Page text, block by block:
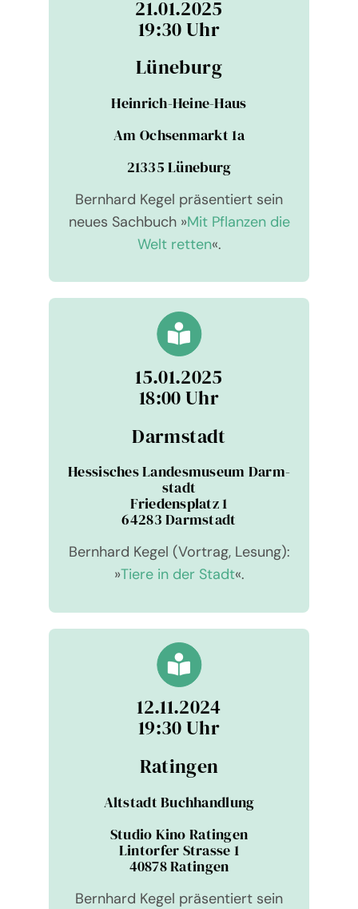
21.01.2025
19:30 Uhr
Lüne­burg
Hein­rich-Heine-Haus
Am Och­sen­markt 1a
21335 Lüne­burg
Bernhard Kegel prä­sen­tiert sein
neues Sach­buch »Mit Pflan­zen die
Welt retten«.
15.01.2025
18:00 Uhr
Darm­stadt
Hes­si­sches Lan­des­mu­seum Darm­
stadt
Frie­dens­platz 1
64283 Darm­stadt
Bernhard Kegel (Vor­trag, Lesung):
»Tiere in der Stadt«.
12.11.2024
19:30 Uhr
Ratin­gen
Alt­stadt Buch­hand­lung
Stu­dio Kino Ratin­gen
Lin­tor­fer Strasse 1
40878 Ratin­gen
Bernhard Kegel prä­sen­tiert sein